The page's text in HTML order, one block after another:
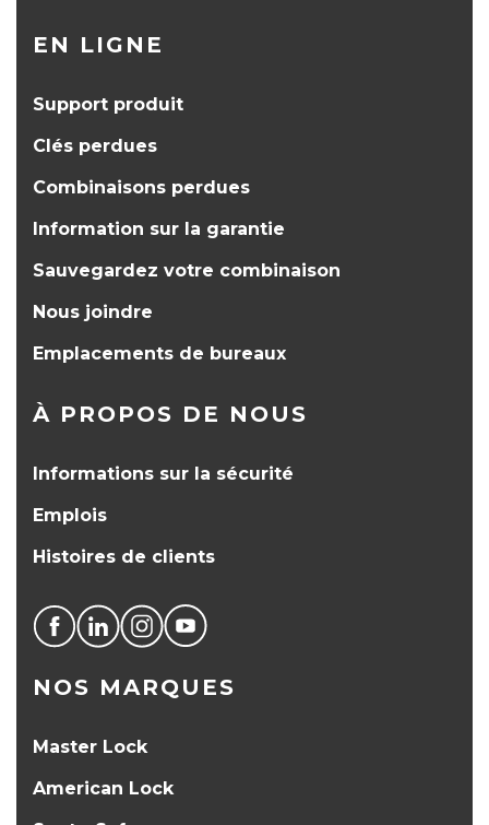
EN LIGNE
Support produit
Clés perdues
Combinaisons perdues
Information sur la garantie
Sauvegardez votre combinaison
Nous joindre
Emplacements de bureaux
À PROPOS DE NOUS
Informations sur la sécurité
Emplois
Histoires de clients
NOS MARQUES
Master Lock
American Lock